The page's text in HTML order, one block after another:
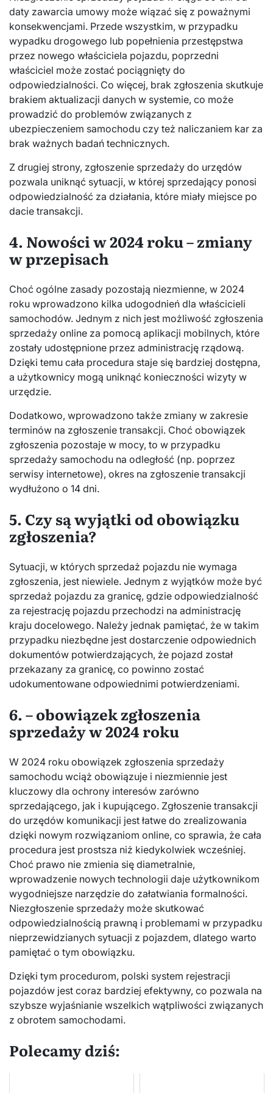
daty zawarcia umowy może wiązać się z poważnymi
konsekwencjami. Przede wszystkim, w przypadku
wypadku drogowego lub popełnienia przestępstwa
przez nowego właściciela pojazdu, poprzedni
właściciel może zostać pociągnięty do
odpowiedzialności. Co więcej, brak zgłoszenia skutkuje
brakiem aktualizacji danych w systemie, co może
prowadzić do problemów związanych z
ubezpieczeniem samochodu czy też naliczaniem kar za
brak ważnych badań technicznych.
Z drugiej strony, zgłoszenie sprzedaży do urzędów
pozwala uniknąć sytuacji, w której sprzedający ponosi
odpowiedzialność za działania, które miały miejsce po
dacie transakcji.
4. Nowości w 2024 roku – zmiany
w przepisach
Choć ogólne zasady pozostają niezmienne, w 2024
roku wprowadzono kilka udogodnień dla właścicieli
samochodów. Jednym z nich jest możliwość zgłoszenia
sprzedaży online za pomocą aplikacji mobilnych, które
zostały udostępnione przez administrację rządową.
Dzięki temu cała procedura staje się bardziej dostępna,
a użytkownicy mogą uniknąć konieczności wizyty w
urzędzie.
Dodatkowo, wprowadzono także zmiany w zakresie
terminów na zgłoszenie transakcji. Choć obowiązek
zgłoszenia pozostaje w mocy, to w przypadku
sprzedaży samochodu na odległość (np. poprzez
serwisy internetowe), okres na zgłoszenie transakcji
wydłużono o 14 dni.
5. Czy są wyjątki od obowiązku
zgłoszenia?
Sytuacji, w których sprzedaż pojazdu nie wymaga
zgłoszenia, jest niewiele. Jednym z wyjątków może być
sprzedaż pojazdu za granicę, gdzie odpowiedzialność
za rejestrację pojazdu przechodzi na administrację
kraju docelowego. Należy jednak pamiętać, że w takim
przypadku niezbędne jest dostarczenie odpowiednich
dokumentów potwierdzających, że pojazd został
przekazany za granicę, co powinno zostać
udokumentowane odpowiednimi potwierdzeniami.
6. – obowiązek zgłoszenia
sprzedaży w 2024 roku
W 2024 roku obowiązek zgłoszenia sprzedaży
samochodu wciąż obowiązuje i niezmiennie jest
kluczowy dla ochrony interesów zarówno
sprzedającego, jak i kupującego. Zgłoszenie transakcji
do urzędów komunikacji jest łatwe do zrealizowania
dzięki nowym rozwiązaniom online, co sprawia, że cała
procedura jest prostsza niż kiedykolwiek wcześniej.
Choć prawo nie zmienia się diametralnie,
wprowadzenie nowych technologii daje użytkownikom
wygodniejsze narzędzie do załatwiania formalności.
Niezgłoszenie sprzedaży może skutkować
odpowiedzialnością prawną i problemami w przypadku
nieprzewidzianych sytuacji z pojazdem, dlatego warto
pamiętać o tym obowiązku.
Dzięki tym procedurom, polski system rejestracji
pojazdów jest coraz bardziej efektywny, co pozwala na
szybsze wyjaśnianie wszelkich wątpliwości związanych
z obrotem samochodami.
Polecamy dziś: